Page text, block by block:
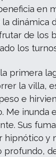
en
dinámica
de los
los
primera
la villa,
e
Me inunda
Sus
hipnótico y
profundo,